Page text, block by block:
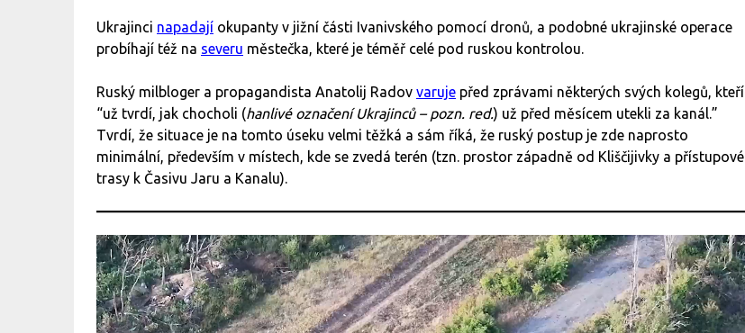
Ukrajinci napadají okupanty v jižní části Ivanivského pomocí dronů, a podobné ukrajinské operace
probíhají též na severu městečka, které je téměř celé pod ruskou kontrolou.
Ruský milbloger a propagandista Anatolij Radov varuje před zprávami některých svých kolegů, kteří
“už tvrdí, jak chocholi (hanlivé označení Ukrajinců – pozn. red.) už před měsícem utekli za kanál.”
Tvrdí, že situace je na tomto úseku velmi těžká a sám říká, že ruský postup je zde naprosto
minimální, především v místech, kde se zvedá terén (tzn. prostor západně od Kliščijivky a přístupové
trasy k Časivu Jaru a Kanalu).